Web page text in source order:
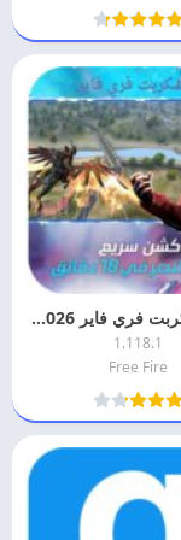
تحميل سكربت فري فاير 2026 Free Fire script اخر اصدار للاندرويد
1.118.1
Free Fire